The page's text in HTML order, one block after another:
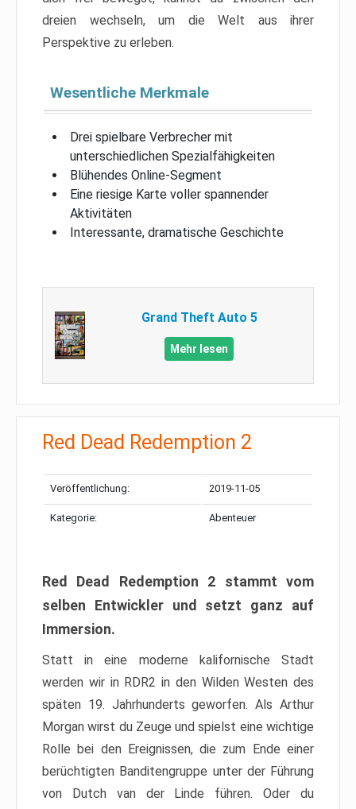
dreien wechseln, um die Welt aus ihrer
Perspektive zu erleben.
Wesentliche Merkmale
Drei spielbare Verbrecher mit
unterschiedlichen Spezialfähigkeiten
Blühendes Online-Segment
Eine riesige Karte voller spannender
Aktivitäten
Interessante, dramatische Geschichte
Grand Theft Auto 5
Mehr lesen
Red Dead Redemption 2
Veröffentlichung: 2019-11-05
Kategorie: Abenteuer
Red Dead Redemption 2 stammt vom
selben Entwickler und setzt ganz auf
Immersion.
Statt in eine moderne kalifornische Stadt
werden wir in RDR2 in den Wilden Westen des
späten 19. Jahrhunderts geworfen. Als Arthur
Morgan wirst du Zeuge und spielst eine wichtige
Rolle bei den Ereignissen, die zum Ende einer
berüchtigten Banditengruppe unter der Führung
von Dutch van der Linde führen. Oder du